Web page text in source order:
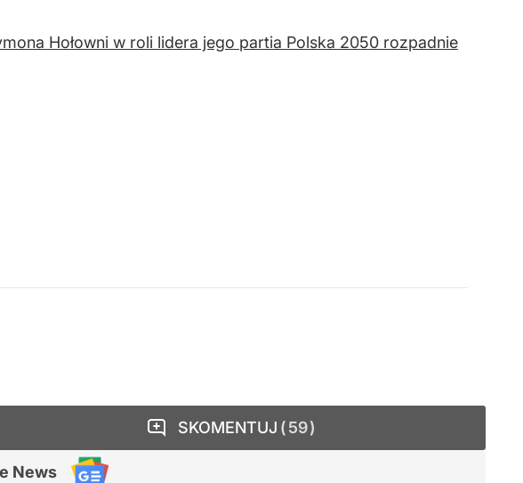
Hołowni w roli lidera jego partia Polska 2050 rozpadnie
News
SKOMENTUJ 59